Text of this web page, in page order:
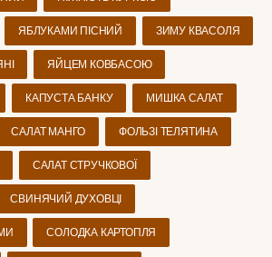
ЯБЛУКАМИ ПІСНИЙ ЗИМУ КВАСОЛЯ
ЯЙЦЕМ КОВБАСОЮ
КАПУСТА БАНКУ МИШКА САЛАТ
САЛАТ МАНГО ФОЛЬЗІ ТЕЛЯТИНА
САЛАТ СТРУЧКОВОЇ
СВИНЯЧИЙ ДУХОВЦІ
СОЛОДКА КАРТОПЛЯ